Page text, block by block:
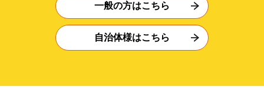
一般の方はこちら
自治体様はこちら